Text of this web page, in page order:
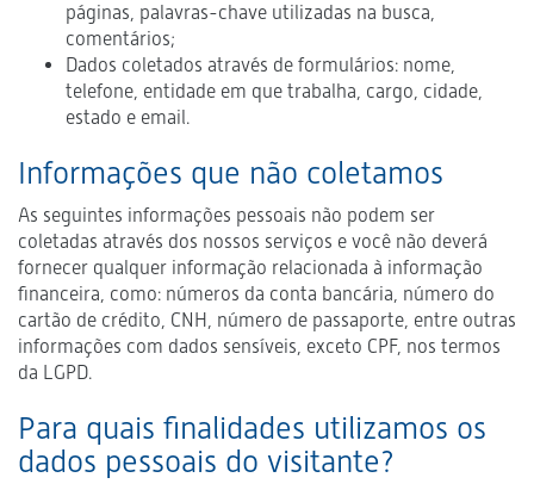
páginas, palavras-chave utilizadas na busca,
comentários;
Dados coletados através de formulários: nome,
telefone, entidade em que trabalha, cargo, cidade,
estado e email.
Informações que não coletamos
As seguintes informações pessoais não podem ser
coletadas através dos nossos serviços e você não deverá
fornecer qualquer informação relacionada à informação
financeira, como: números da conta bancária, número do
cartão de crédito, CNH, número de passaporte, entre outras
informações com dados sensíveis, exceto CPF, nos termos
da LGPD.
Para quais finalidades utilizamos os
dados pessoais do visitante?